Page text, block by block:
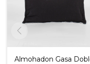
Almohadon Gasa